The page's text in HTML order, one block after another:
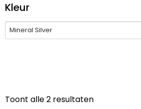
Kleur
Mineral Silver
Toont alle 2 resultaten